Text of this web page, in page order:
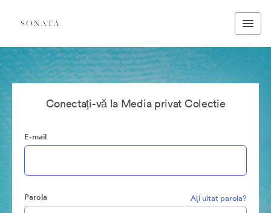
Conectați-vă la Media privat Colectie
E-mail
Parola Aţi uitat parola?